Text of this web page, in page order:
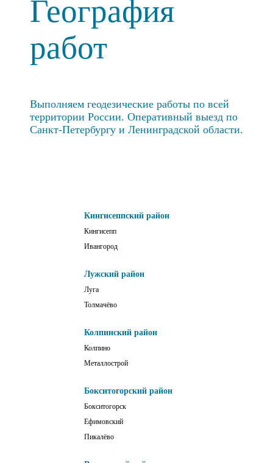
География
работ
Выполняем геодезические работы по всей
территории России. Оперативный выезд по
Санкт-Петербургу и Ленинградской области.
Кингисеппский район
Кингисепп
Ивангород
Лужский район
Луга
Толмачёво
Колпинский район
Колпино
Металлострой
Бокситогорский район
Бокситогорск
Ефимовский
Пикалёво